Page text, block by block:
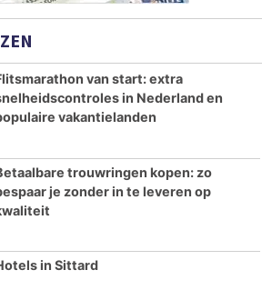
van start: extra
in Nederland en
vakantielanden
trouwringen kopen: zo
je zonder in te leveren op
in Sittard